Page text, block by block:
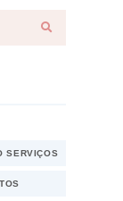
SERVIÇOS